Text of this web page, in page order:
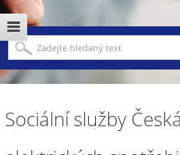
Sociální služby